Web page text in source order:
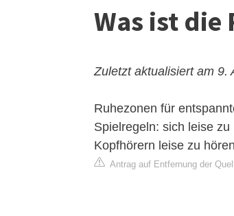
Was ist die
Zuletzt aktualisiert am 9.
Ruhezonen für
Spielregeln: sich leise
Kopfhörern leise zu
Antrag auf Entfernung der